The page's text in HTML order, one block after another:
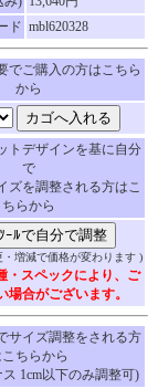
ド mbl620328
でご購入の方はこちら
から
トデザインを基に自分
で
ズを調整される方はこ
ちらから
増減で価格が変わります )
・スペックにより、ご
場合がございます。
サイズ調整をされる方
ちらから
1cm以下のみ調整可)